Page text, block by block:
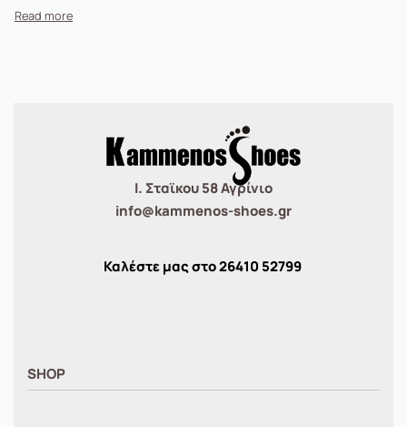
Ι. Σταϊκου 58 Αγρίνιο
info@kammenos-shoes.gr
Καλέστε μας στο26410 52799
SHOP